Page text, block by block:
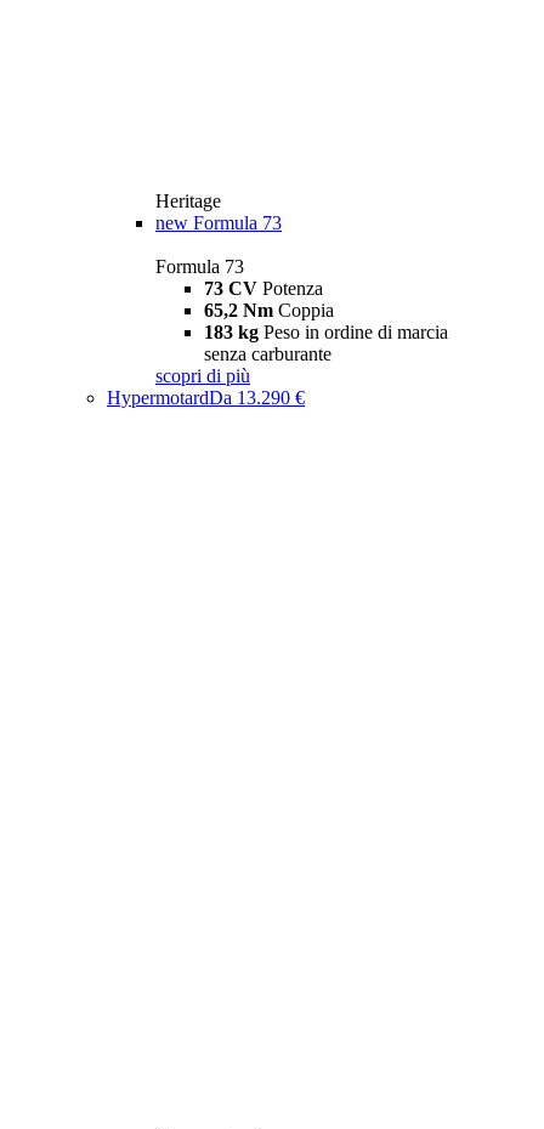
Heritage
new Formula 73
Formula 73
73 CV Potenza
65,2 Nm Coppia
183 kg Peso in ordine di marcia
senza carburante
scopri di più
HypermotardDa 13.290 €